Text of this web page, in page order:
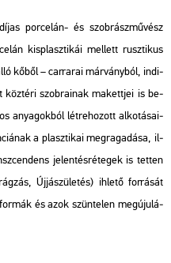
por­ce­lán- és szob­rász­mű­vész
kis­plasz­ti­kái mel­lett rusz­ti­kus
kőből – car­ra­rai már­vány­ból, in­di­
köz­té­ri szob­ra­i­nak ma­kett­jei is be­
anya­gok­ból lét­re­ho­zott al­ko­tá­sa­i­
a plasz­ti­kai meg­ra­ga­dá­sa, il­
je­len­tés­ré­te­gek is tet­ten
, Új­já­szü­le­tés) ih­le­tő for­rá­sát
és azok szün­te­len meg­úju­lá­